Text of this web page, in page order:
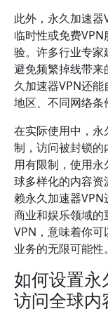
此外，永久加速
临时性或免费
验。许多行业专家
避免频繁掉线带
久加速器VPN还
地区、不同网络条
在实际使用中，永
制，访问被封锁
用有限制，使用
球多样化的内容
赖永久加速器
商业和娱乐领域
VPN，意味着你
业务的无限可能性。
如何设置永
访问全球内